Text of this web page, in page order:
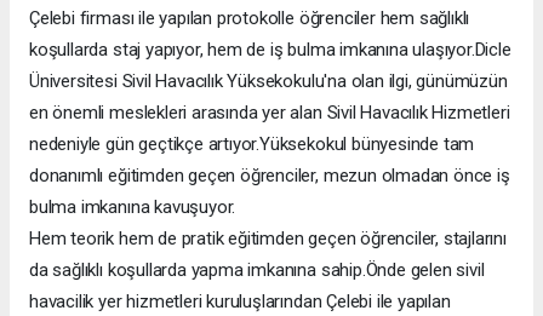
Çelebi firması ile yapılan protokolle öğrenciler hem sağlıklı
koşullarda staj yapıyor, hem de iş bulma imkanına ulaşıyor.Dicle
Üniversitesi Sivil Havacılık Yüksekokulu'na olan ilgi, günümüzün
en önemli meslekleri arasında yer alan Sivil Havacılık Hizmetleri
nedeniyle gün geçtikçe artıyor.Yüksekokul bünyesinde tam
donanımlı eğitimden geçen öğrenciler, mezun olmadan önce iş
bulma imkanına kavuşuyor.
Hem teorik hem de pratik eğitimden geçen öğrenciler, stajlarını
da sağlıklı koşullarda yapma imkanına sahip.Önde gelen sivil
havacilik yer hizmetleri kuruluşlarından Çelebi ile yapılan